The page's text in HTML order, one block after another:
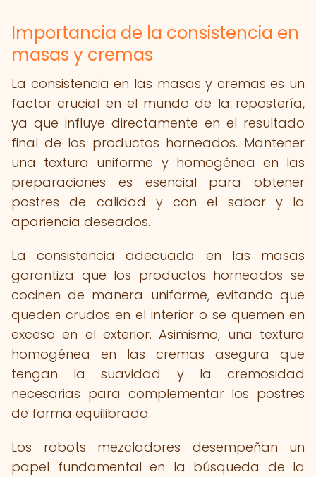
Importancia de la consistencia en
masas y cremas
La consistencia en las masas y cremas es un
factor crucial en el mundo de la repostería,
ya que influye directamente en el resultado
final de los productos horneados. Mantener
una textura uniforme y homogénea en las
preparaciones es esencial para obtener
postres de calidad y con el sabor y la
apariencia deseados.
La consistencia adecuada en las masas
garantiza que los productos horneados se
cocinen de manera uniforme, evitando que
queden crudos en el interior o se quemen en
exceso en el exterior. Asimismo, una textura
homogénea en las cremas asegura que
tengan la suavidad y la cremosidad
necesarias para complementar los postres
de forma equilibrada.
Los robots mezcladores desempeñan un
papel fundamental en la búsqueda de la